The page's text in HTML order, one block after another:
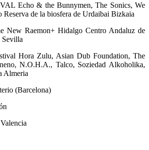
Echo & the Bunnymen, The Sonics, We
Reserva de la biosfera de Urdaibai Bizkaia
New Raemon+ Hidalgo Centro Andaluz de
Sevilla
Hora Zulu, Asian Dub Foundation, The
N.O.H.A., Talco, Soziedad Alkoholika,
Almeria
(Barcelona)